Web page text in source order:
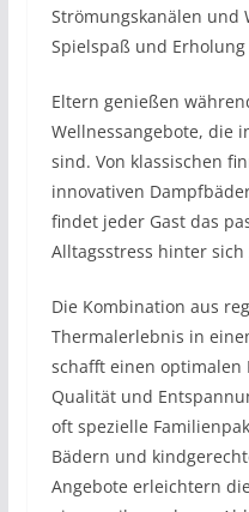
Strömungskanälen und
Spielspaß und
Eltern genießen
Wellnessangebote, die
sind. Von klassischen
innovativen
findet jeder Gast das
Alltagsstress hinter sich
Die Kombination aus
Thermalerlebnis in
schafft einen optimalen
Qualität und
oft spezielle
Bädern und
Angebote erleichtern